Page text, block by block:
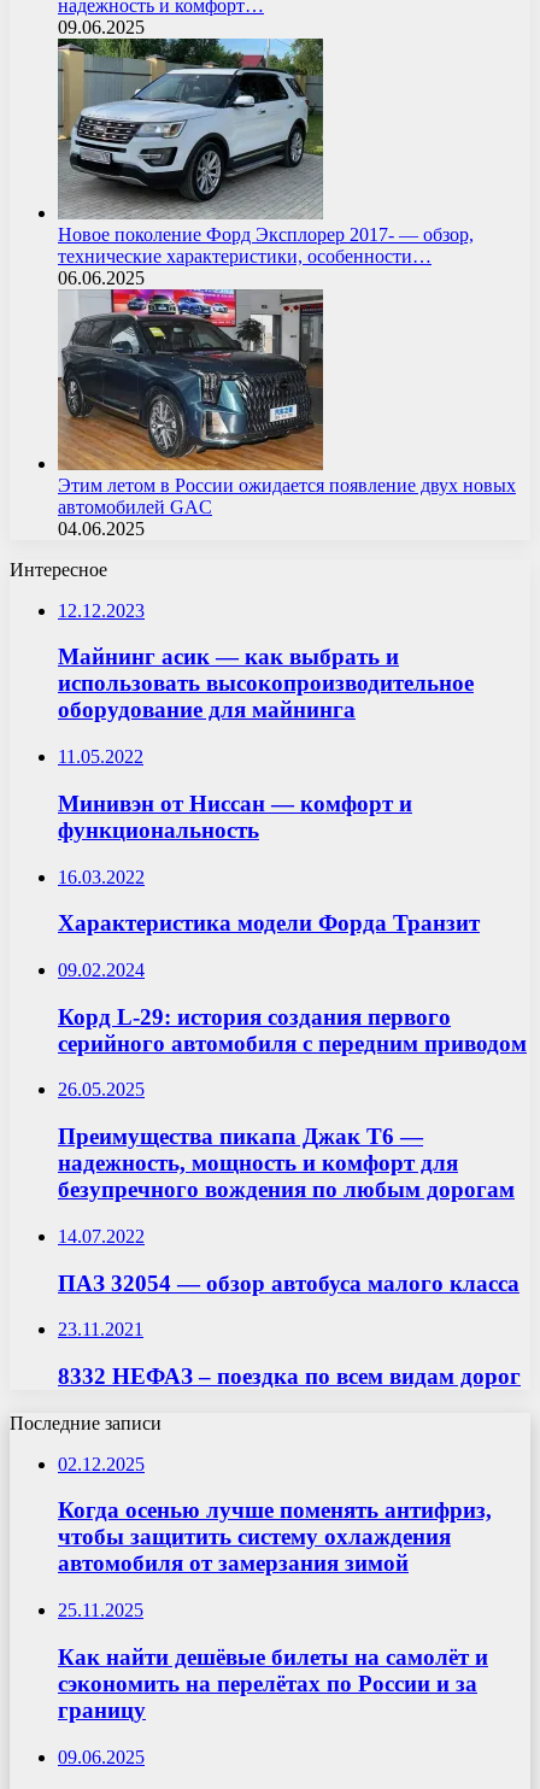
надежность и комфорт…
09.06.2025
Новое поколение Форд Эксплорер 2017- — обзор,
технические характеристики, особенности…
06.06.2025
Этим летом в России ожидается появление двух новых
автомобилей GAC
04.06.2025
Интересное
12.12.2023
Майнинг асик — как выбрать и
использовать высокопроизводительное
оборудование для майнинга
11.05.2022
Минивэн от Ниссан — комфорт и
функциональность
16.03.2022
Характеристика модели Форда Транзит
09.02.2024
Корд L-29: история создания первого
серийного автомобиля с передним приводом
26.05.2025
Преимущества пикапа Джак T6 —
надежность, мощность и комфорт для
безупречного вождения по любым дорогам
14.07.2022
ПАЗ 32054 — обзор автобуса малого класса
23.11.2021
8332 НЕФАЗ – поездка по всем видам дорог
Последние записи
02.12.2025
Когда осенью лучше поменять антифриз,
чтобы защитить систему охлаждения
автомобиля от замерзания зимой
25.11.2025
Как найти дешёвые билеты на самолёт и
сэкономить на перелётах по России и за
границу
09.06.2025